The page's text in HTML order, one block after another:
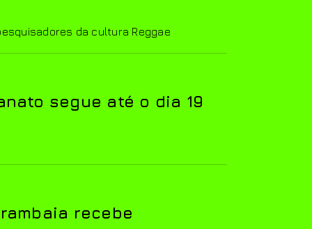
da cultura Reggae
segue até o dia 19
recebe